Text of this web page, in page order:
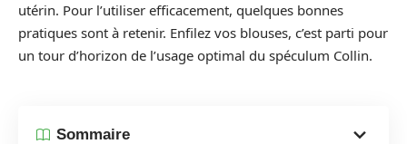
utérin. Pour l’utiliser efficacement, quelques bonnes
pratiques sont à retenir. Enfilez vos blouses, c’est parti pour
un tour d’horizon de l’usage optimal du spéculum Collin.
Sommaire